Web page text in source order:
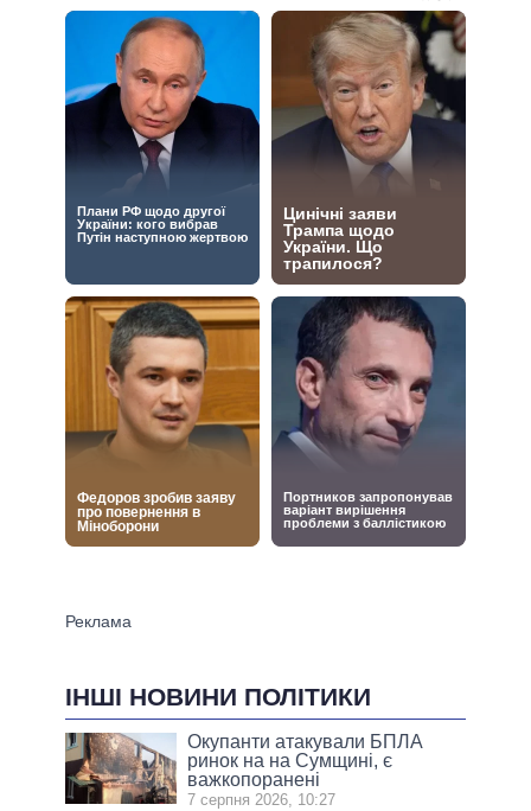
ІНШІ НОВИНИ ПОЛІТИКИ
Окупанти атакували БПЛА
ринок на на Сумщині, є
важкопоранені
7 серпня 2026, 10:27